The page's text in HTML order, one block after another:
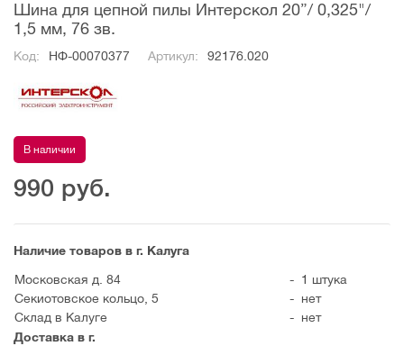
Шина для цепной пилы Интерскол 20”/ 0,325"/
1,5 мм, 76 зв.
Код: НФ-00070377 Артикул: 92176.020
В наличии
990 руб.
Наличие товаров в г. Калуга
Московская д. 84
- 1 штука
Секиотовское кольцо, 5
- нет
Склад в Калуге
- нет
Доставка в г.